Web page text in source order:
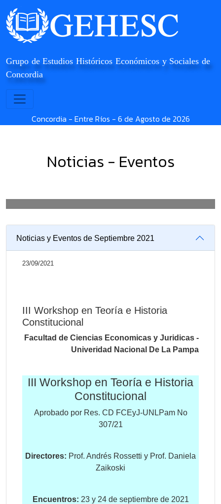
Grupo de Estudios Históricos Económicos y Sociales de
Concordia
Concordia - Entre Ríos - 6 de Agosto de 2026
Noticias - Eventos
Noticias y Eventos de Septiembre 2021
23/09/2021
III Workshop en Teoría e Historia
Constitucional
Facultad de Ciencias Economicas y Juridicas -
Univeridad Nacional De La Pampa
III Workshop en Teoría e Historia
Constitucional
Aprobado por Res. CD FCEyJ-UNLPam No
307/21
Directores: Prof. Andrés Rossetti y Prof. Daniela
Zaikoski
Encuentros: 23 y 24 de septiembre de 2021